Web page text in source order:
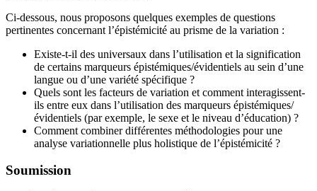
Ci-dessous, nous proposons quelques exemples de questions
pertinentes concernant l’épistémicité au prisme de la variation :
Existe-t-il des universaux dans l’utilisation et la signification
de certains marqueurs épistémiques/évidentiels au sein d’une
langue ou d’une variété spécifique ?
Quels sont les facteurs de variation et comment interagissent-
ils entre eux dans l’utilisation des marqueurs épistémiques/
évidentiels (par exemple, le sexe et le niveau d’éducation) ?
Comment combiner différentes méthodologies pour une
analyse variationnelle plus holistique de l’épistémicité ?
Soumission